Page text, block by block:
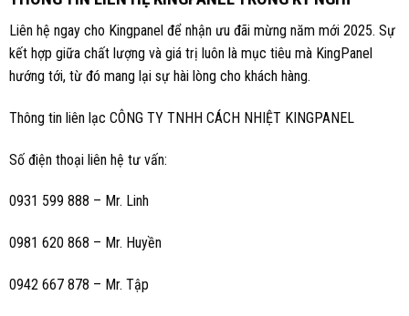
Liên hệ ngay cho Kingpanel để nhận ưu đãi mừng năm mới 2025. Sự
kết hợp giữa chất lượng và giá trị luôn là mục tiêu mà KingPanel
hướng tới, từ đó mang lại sự hài lòng cho khách hàng.
Thông tin liên lạc CÔNG TY TNHH CÁCH NHIỆT KINGPANEL
Số điện thoại liên hệ tư vấn:
0931 599 888 – Mr. Linh
0981 620 868 – Mr. Huyền
0942 667 878 – Mr. Tập